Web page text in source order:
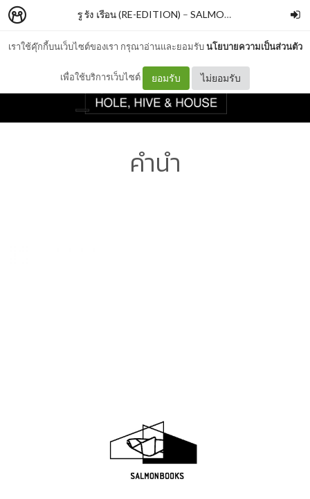
เราใช้คุ๊กกี้บนเว็บไซต์ของเรา กรุณาอ่านและยอมรับนโยบายความเป็นส่วนตัว
เพื่อใช้บริการเว็บไซต์ ยอมรับ ไม่ยอมรับ
รู รัง เรือน (RE-EDITION) – SALMONBOOKS
คำนำ